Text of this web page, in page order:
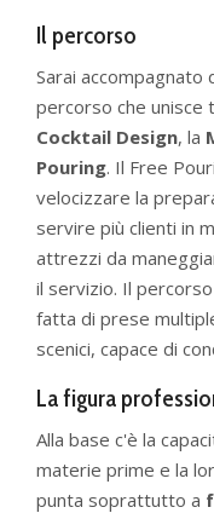
Il percorso
Sarai accompagnato
percorso che unisce
Cocktail Design, la
Pouring. Il Free
velocizzare la
servire più clienti in
attrezzi da
il servizio. Il
fatta di prese
scenici, capace di
La figura
Alla base c'è la
materie prime e la
punta soprattutto a